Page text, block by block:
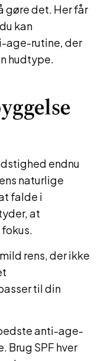
gøre det. Her får
kan
age-rutine, der
hudtype.
endnu
naturlige
falde i
at
rens, der ikke
til din
anti-age-
Brug SPF hver